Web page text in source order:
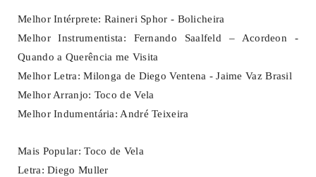
Melhor Intérprete: Raineri Sphor - Bolicheira
Melhor Instrumentista: Fernando Saalfeld – Acordeon -
Quando a Querência me Visita
Melhor Letra: Milonga de Diego Ventena - Jaime Vaz Brasil
Melhor Arranjo: Toco de Vela
Melhor Indumentária: André Teixeira
Mais Popular: Toco de Vela
Letra: Diego Muller